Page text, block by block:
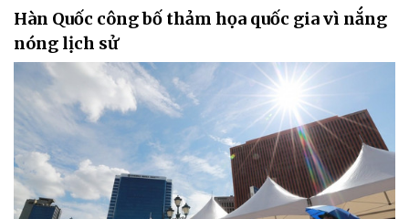
Hàn Quốc công bố thảm họa quốc gia vì nắng
nóng lịch sử